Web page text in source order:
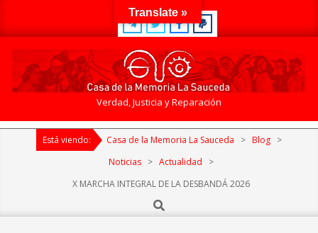
de
Verdad, Justicia y Reparación
Primary
NavigationEstá viendo: Casa de la Memoria La Sauceda > Blog >
Noticias > Actualidad
>
X MARCHA INTEGRAL DE LA DESBANDÁ 2026
Search
Translate »